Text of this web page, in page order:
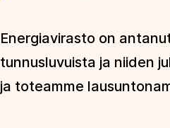
Energiavirasto on
tunnusluvuista ja niiden
ja toteamme